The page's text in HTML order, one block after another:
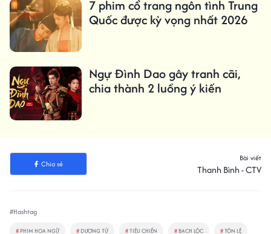
7 phim cổ trang ngôn tình Trung
Quốc được kỳ vọng nhất 2026
Ngự Đình Dao gây tranh cãi,
chia thành 2 luồng ý kiến
Chia sẻ
Bài viết
Thanh Bình - CTV
#Hashtag
# PHIM HOA NGỮ # DƯƠNG TỬ #TIÊU CHIẾN # BẠCH LỘC #TÔN LỆ